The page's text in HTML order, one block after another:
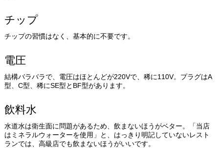
チップ
チップの習慣はなく、基本的に不要です。
電圧
結構バラバラで、電圧はほとんどが220Vで、稀に110V。プラグはA
型、C型、稀にSE型とBF型があります。
飲料水
水道水は衛生面に問題があるため、飲まないほうがベター。「当店
はミネラルウォーターを使用」と、はっきり明記していないレスト
ランでは、高級店でも飲まないほうがいいです。